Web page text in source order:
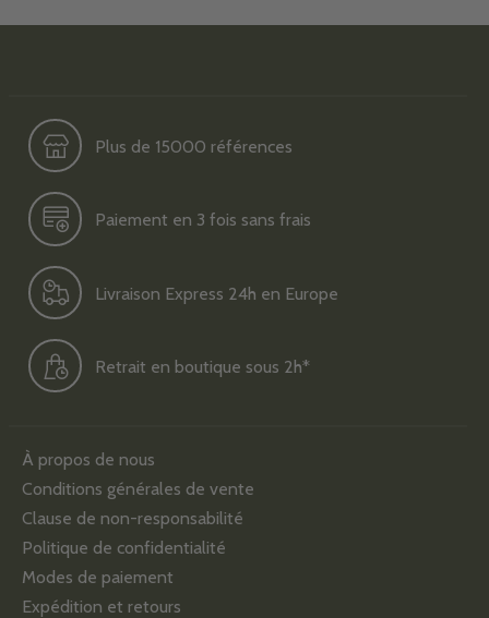
Plus de 15000 références
Paiement en 3 fois sans frais
Livraison Express 24h en Europe
Retrait en boutique sous 2h*
À propos de nous
Conditions générales de vente
Clause de non-responsabilité
Politique de confidentialité
Modes de paiement
Expédition et retours